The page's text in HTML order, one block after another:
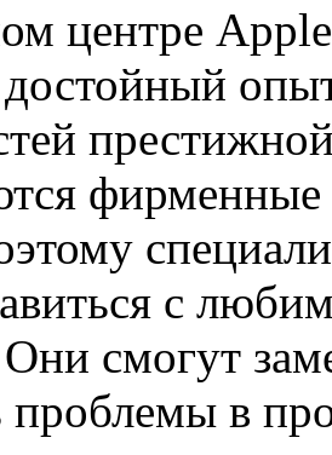
центре
с
смогут
проблемы в